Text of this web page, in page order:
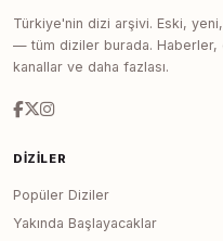
Türkiye'nin dizi arşivi. Eski,
— tüm diziler burada. Haberler,
kanallar ve daha fazlası.
DIZILER
Popüler Diziler
Yakında Başlayacaklar